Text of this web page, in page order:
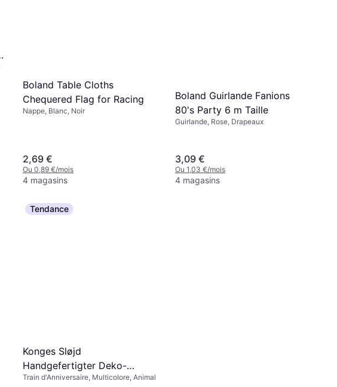
Boland Table Cloths
Chequered Flag for Racing
Nappe, Blanc, Noir
2,69 €
Ou 0,89 €/mois
4 magasins
Boland Guirlande Fanions
80's Party 6 m Taille
Guirlande, Rose, Drapeaux
3,09 €
Ou 1,03 €/mois
4 magasins
Tendance
Konges Sløjd
Handgefertigter Deko-
Geburtstagszug Ballerina
Train d'Anniversaire, Multicolore, Animal